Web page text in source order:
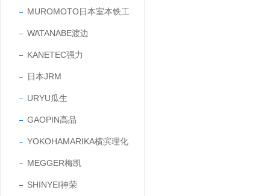
MUROMOTO日本室本铁工
WATANABE渡边
KANETEC强力
日本JRM
URYU瓜生
GAOPIN高品
YOKOHAMARIKA横滨理化
MEGGER梅凯
SHINYEI神荣